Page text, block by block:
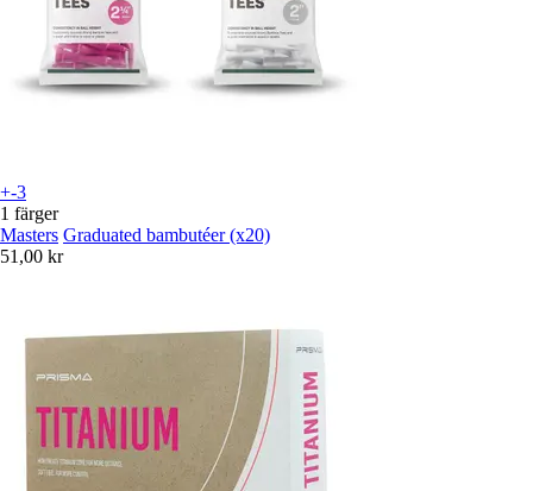
+-3
1 färger
Masters Graduated bambutéer (x20)
51,00 kr